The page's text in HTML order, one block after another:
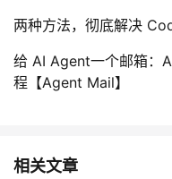
两种方法，彻底解决
给 AI Agent一个邮箱：
程【Agent Mail】
相关文章